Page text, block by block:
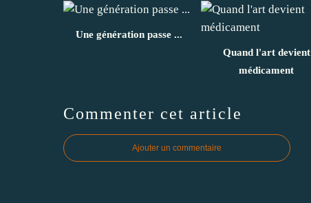
Une génération passe ...
Quand l'art devient
médicament
Commenter cet article
Ajouter un commentaire